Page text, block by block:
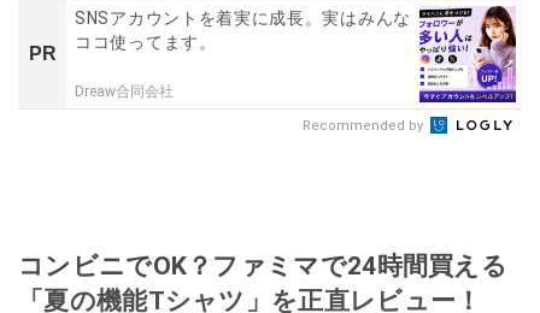
PR
SNSアカウントを着実に成長。実はみんな
ココ使ってます。
Dreaw合同会社
Recommended by
コンビニでOK？ファミマで24時間買える
「夏の機能Tシャツ」を正直レビュー！